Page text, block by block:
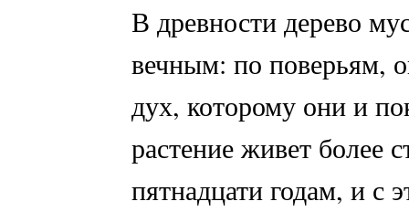
В древности дерево
вечным: по поверьям,
дух, которому они и
растение живет более
пятнадцати годам, и с